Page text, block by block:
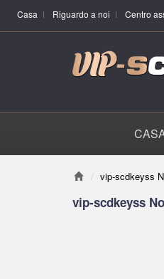
Casa Riguardo a noi Centro
vip-scdkeyss
vip-scdkeyss